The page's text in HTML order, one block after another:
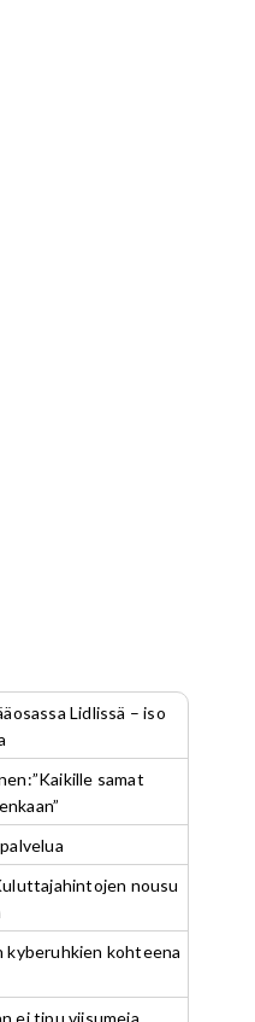
Lidlissä – iso
samat
nousu
kyberuhkien kohteena